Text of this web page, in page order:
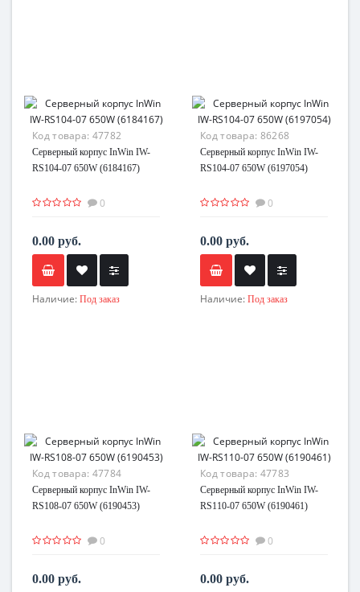
Код товара: 47782
Серверный корпус InWin IW-
RS104-07 650W (6184167)
0
0.00 руб.
Наличие: Под заказ
Код товара: 86268
Серверный корпус InWin IW-
RS104-07 650W (6197054)
0
0.00 руб.
Наличие: Под заказ
Код товара: 47784
Серверный корпус InWin IW-
RS108-07 650W (6190453)
0
0.00 руб.
Код товара: 47783
Серверный корпус InWin IW-
RS110-07 650W (6190461)
0
0.00 руб.